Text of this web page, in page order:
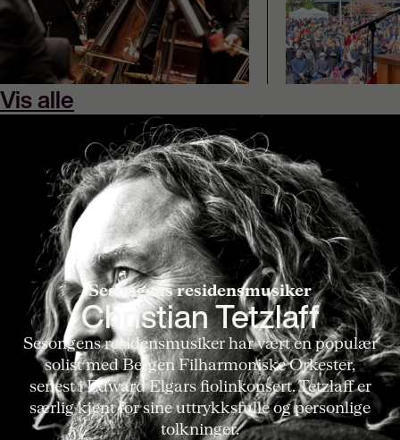
Vis alle
Sesongens residensmusiker
Christian Tetzlaff
Sesongens residensmusiker har vært en populær
solist med Bergen Filharmoniske Orkester,
senest i Edward Elgars fiolinkonsert. Tetzlaff er
særlig kjent for sine uttrykksfulle og personlige
tolkninger.